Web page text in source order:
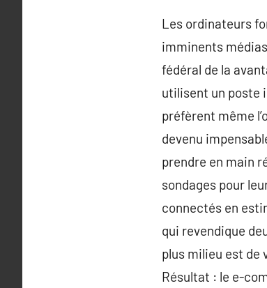
Les ordinateurs
imminents
fédéral de la
utilisent un poste
préfèrent même
devenu
prendre en main
sondages pour
connectés en
qui revendique
plus milieu est de
Résultat : le e-